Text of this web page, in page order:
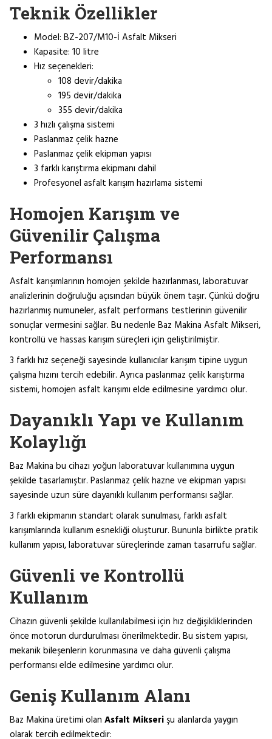
Teknik Özellikler
Model: BZ-207/M10-İ Asfalt Mikseri
Kapasite: 10 litre
Hız seçenekleri:
108 devir/dakika
195 devir/dakika
355 devir/dakika
3 hızlı çalışma sistemi
Paslanmaz çelik hazne
Paslanmaz çelik ekipman yapısı
3 farklı karıştırma ekipmanı dahil
Profesyonel asfalt karışım hazırlama sistemi
Homojen Karışım ve
Güvenilir Çalışma
Performansı
Asfalt karışımlarının homojen şekilde hazırlanması, laboratuvar
analizlerinin doğruluğu açısından büyük önem taşır. Çünkü doğru
hazırlanmış numuneler, asfalt performans testlerinin güvenilir
sonuçlar vermesini sağlar. Bu nedenle Baz Makina Asfalt Mikseri,
kontrollü ve hassas karışım süreçleri için geliştirilmiştir.
3 farklı hız seçeneği sayesinde kullanıcılar karışım tipine uygun
çalışma hızını tercih edebilir. Ayrıca paslanmaz çelik karıştırma
sistemi, homojen asfalt karışımı elde edilmesine yardımcı olur.
Dayanıklı Yapı ve Kullanım
Kolaylığı
Baz Makina bu cihazı yoğun laboratuvar kullanımına uygun
şekilde tasarlamıştır. Paslanmaz çelik hazne ve ekipman yapısı
sayesinde uzun süre dayanıklı kullanım performansı sağlar.
3 farklı ekipmanın standart olarak sunulması, farklı asfalt
karışımlarında kullanım esnekliği oluşturur. Bununla birlikte pratik
kullanım yapısı, laboratuvar süreçlerinde zaman tasarrufu sağlar.
Güvenli ve Kontrollü
Kullanım
Cihazın güvenli şekilde kullanılabilmesi için hız değişikliklerinden
önce motorun durdurulması önerilmektedir. Bu sistem yapısı,
mekanik bileşenlerin korunmasına ve daha güvenli çalışma
performansı elde edilmesine yardımcı olur.
Geniş Kullanım Alanı
Baz Makina üretimi olan Asfalt Mikserişu alanlarda yaygın
olarak tercih edilmektedir: